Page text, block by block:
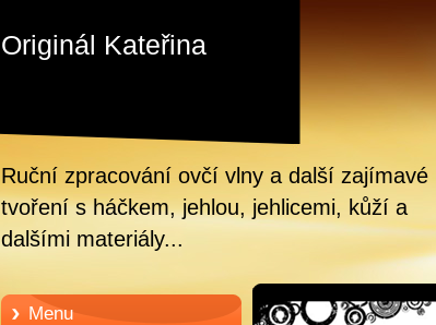
Originál Kateřina
Ruční zpracování ovčí vlny a další zajímavé
tvoření s háčkem, jehlou, jehlicemi, kůží a
dalšími materiály...
Menu